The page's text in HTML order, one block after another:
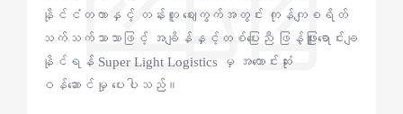
နိုင်ငံတကာနှင့် တန်းတူ ဈေးကွက်အတွင်း ကုန်ကျစရိတ်
သက်သက်သာသာဖြင့် အချိန်နှင့်တစ်ပြေးညီ ဖြန့်ဖြူးရောင်းချ
နိုင်ရန် Super Light Logistics မှ အကောင်းဆုံး
ဝန်ဆောင်မှု ပေးပါသည်။